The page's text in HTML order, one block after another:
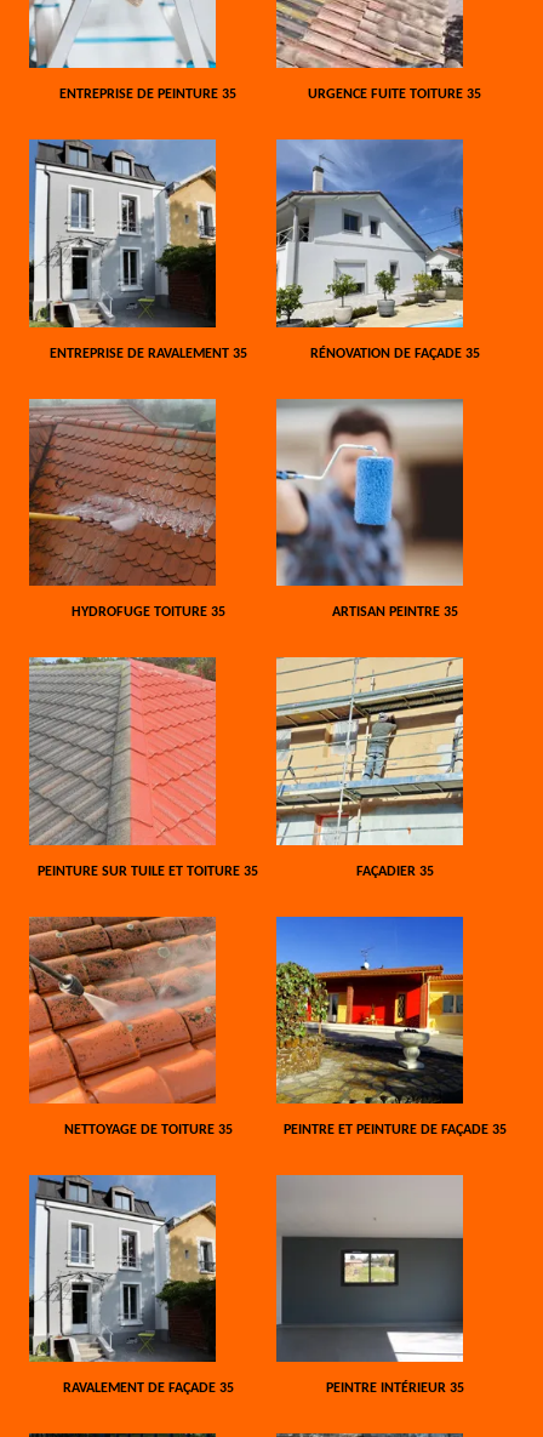
ENTREPRISE DE PEINTURE 35 URGENCE FUITE TOITURE 35
ENTREPRISE DE RAVALEMENT 35 RÉNOVATION DE FAÇADE 35
HYDROFUGE TOITURE 35 ARTISAN PEINTRE 35
PEINTURE SUR TUILE ET TOITURE 35 FAÇADIER 35
NETTOYAGE DE TOITURE 35 PEINTRE ET PEINTURE DE FAÇADE 35
RAVALEMENT DE FAÇADE 35 PEINTRE INTÉRIEUR 35